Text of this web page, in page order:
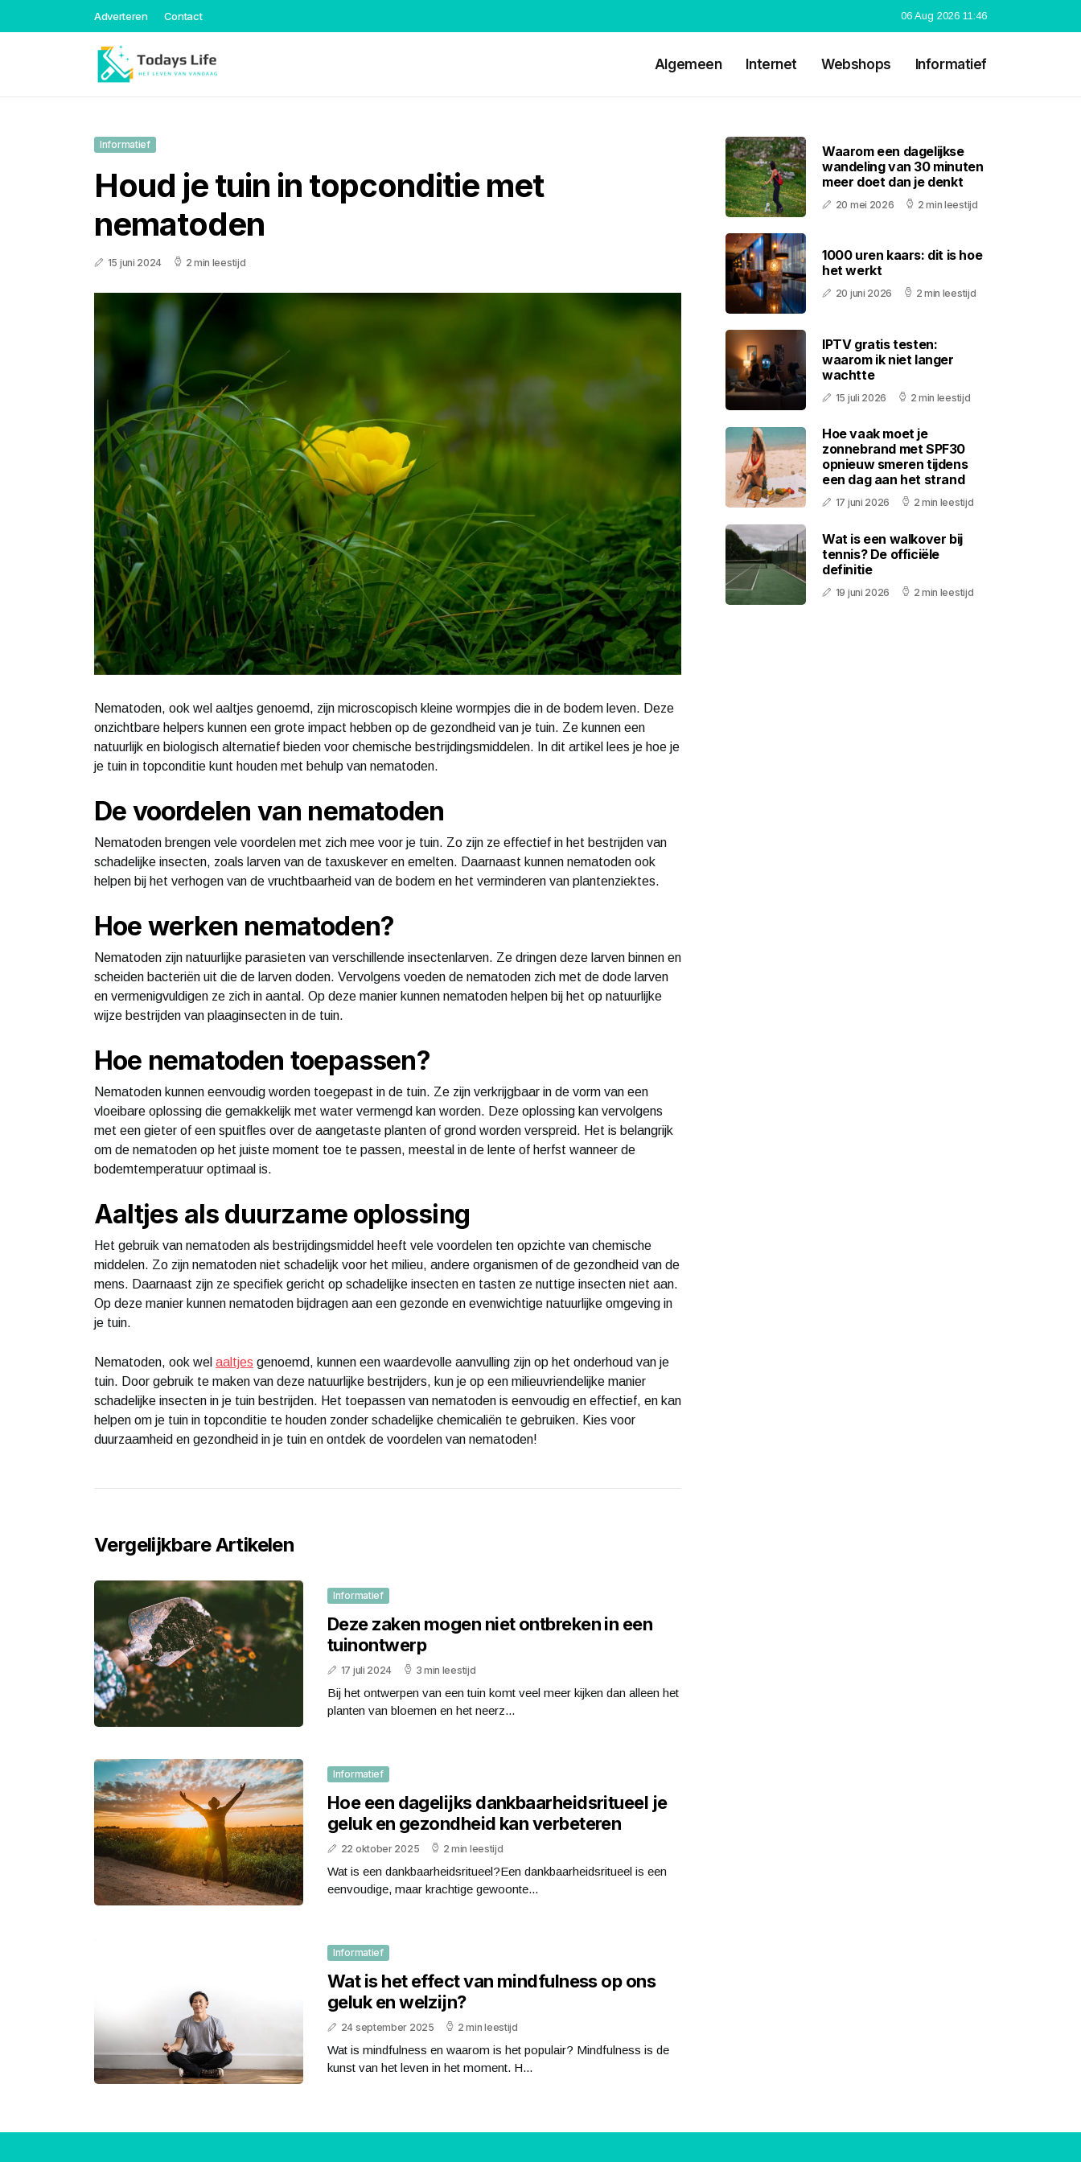
Adverteren Contact 06 Aug 2026 11:46
Algemeen Internet Webshops Informatief
Informatief
Houd je tuin in topconditie met
nematoden
15 juni 2024 2 min leestijd
Nematoden, ook wel aaltjes genoemd, zijn microscopisch kleine wormpjes die in de bodem leven. Deze
onzichtbare helpers kunnen een grote impact hebben op de gezondheid van je tuin. Ze kunnen een
natuurlijk en biologisch alternatief bieden voor chemische bestrijdingsmiddelen. In dit artikel lees je hoe je
je tuin in topconditie kunt houden met behulp van nematoden.
De voordelen van nematoden
Nematoden brengen vele voordelen met zich mee voor je tuin. Zo zijn ze effectief in het bestrijden van
schadelijke insecten, zoals larven van de taxuskever en emelten. Daarnaast kunnen nematoden ook
helpen bij het verhogen van de vruchtbaarheid van de bodem en het verminderen van plantenziektes.
Hoe werken nematoden?
Nematoden zijn natuurlijke parasieten van verschillende insectenlarven. Ze dringen deze larven binnen en
scheiden bacteriën uit die de larven doden. Vervolgens voeden de nematoden zich met de dode larven
en vermenigvuldigen ze zich in aantal. Op deze manier kunnen nematoden helpen bij het op natuurlijke
wijze bestrijden van plaaginsecten in de tuin.
Hoe nematoden toepassen?
Nematoden kunnen eenvoudig worden toegepast in de tuin. Ze zijn verkrijgbaar in de vorm van een
vloeibare oplossing die gemakkelijk met water vermengd kan worden. Deze oplossing kan vervolgens
met een gieter of een spuitfles over de aangetaste planten of grond worden verspreid. Het is belangrijk
om de nematoden op het juiste moment toe te passen, meestal in de lente of herfst wanneer de
bodemtemperatuur optimaal is.
Aaltjes als duurzame oplossing
Het gebruik van nematoden als bestrijdingsmiddel heeft vele voordelen ten opzichte van chemische
middelen. Zo zijn nematoden niet schadelijk voor het milieu, andere organismen of de gezondheid van de
mens. Daarnaast zijn ze specifiek gericht op schadelijke insecten en tasten ze nuttige insecten niet aan.
Op deze manier kunnen nematoden bijdragen aan een gezonde en evenwichtige natuurlijke omgeving in
je tuin.
Nematoden, ook wel aaltjes genoemd, kunnen een waardevolle aanvulling zijn op het onderhoud van je
tuin. Door gebruik te maken van deze natuurlijke bestrijders, kun je op een milieuvriendelijke manier
schadelijke insecten in je tuin bestrijden. Het toepassen van nematoden is eenvoudig en effectief, en kan
helpen om je tuin in topconditie te houden zonder schadelijke chemicaliën te gebruiken. Kies voor
duurzaamheid en gezondheid in je tuin en ontdek de voordelen van nematoden!
Vergelijkbare Artikelen
Informatief
Deze zaken mogen niet ontbreken in een
tuinontwerp
17 juli 2024 3 min leestijd
Bij het ontwerpen van een tuin komt veel meer kijken dan alleen het
planten van bloemen en het neerz...
Informatief
Hoe een dagelijks dankbaarheidsritueel je
geluk en gezondheid kan verbeteren
22 oktober 2025 2 min leestijd
Wat is een dankbaarheidsritueel?Een dankbaarheidsritueel is een
eenvoudige, maar krachtige gewoonte...
Informatief
Wat is het effect van mindfulness op ons
geluk en welzijn?
24 september 2025 2 min leestijd
Wat is mindfulness en waarom is het populair? Mindfulness is de
kunst van het leven in het moment. H...
Waarom een dagelijkse
wandeling van 30 minuten
meer doet dan je denkt
20 mei 2026 2 min leestijd
1000 uren kaars: dit is hoe
het werkt
20 juni 2026 2 min leestijd
IPTV gratis testen:
waarom ik niet langer
wachtte
15 juli 2026 2 min leestijd
Hoe vaak moet je
zonnebrand met SPF30
opnieuw smeren tijdens
een dag aan het strand
17 juni 2026 2 min leestijd
Wat is een walkover bij
tennis? De officiële
definitie
19 juni 2026 2 min leestijd